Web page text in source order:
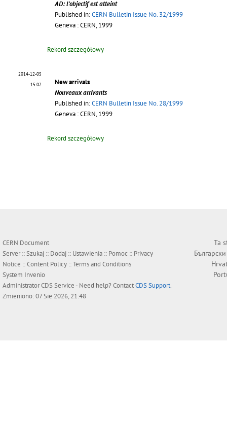
AD: l'objectif est atteint
Published in:CERN Bulletin Issue No. 32/1999
Geneva : CERN, 1999
Rekord szczegółowy
2014-12-05
15:02
New arrivals
Nouveaux arrivants
Published in:CERN Bulletin Issue No. 28/1999
Geneva : CERN, 1999
Rekord szczegółowy
CERN Document
Server ::Szukaj :: Dodaj :: Ustawienia :: Pomoc :: Privacy
Notice ::Content Policy ::Terms and Conditions
System Invenio
AdministratorCDS Service- Need help? ContactCDS Support.
Zmieniono: 07 Sie 2026, 21:48
Ta
Български